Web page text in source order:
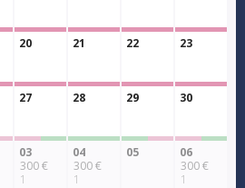
20 21 22 23
27 28 29 30
03
300 €
1
04
300 €
1
05
06
300 €
1